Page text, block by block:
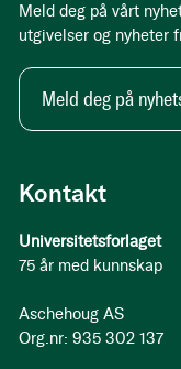
Kontakt
Universitetsforlaget
75 år med kunnskap
Aschehoug AS
Org.nr: 935 302 137
Meld deg på vårt
utgivelser og nyheter
Meld deg på